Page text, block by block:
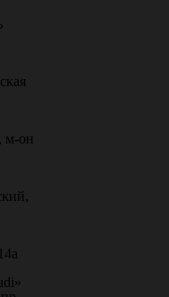
м-он